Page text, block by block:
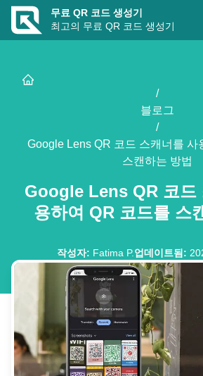
무료 QR 코드 생성기
최고의 무료 QR 코드 생성기
/
블로그
/
Google Lens QR 코드 스캐너를 사
스캔하는 방법
Google Lens QR 코드
용하여 QR 코드를 스
작성자: Fatima P.업데이트됨 :